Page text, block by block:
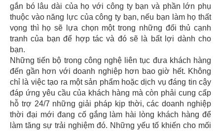
gắn bó lâu dài của họ với công ty bạn và phần lớn phụ
thuộc vào năng lực của công ty bạn, nếu bạn làm họ thất
vọng thì họ sẽ lựa chọn một trong những đối thủ cạnh
tranh của bạn để hợp tác và đó sẽ là bất lợi dành cho
bạn.
Những tiến bộ trong công nghệ liên tục đưa khách hàng
đến gần hơn với doanh nghiệp hơn bao giờ hết. Không
chỉ là việc tạo ra một sản phẩm hoặc dịch vụ đáng tin cậy
đáp ứng yêu cầu của khách hàng mà còn phải cung cấp
hỗ trợ 24/7 những giải pháp kịp thời, các doanh nghiệp
thời đại mới đang cố gắng làm hài lòng khách hàng để
làm tăng sự trải nghiệm đó. Những yếu tố khiến cho mối